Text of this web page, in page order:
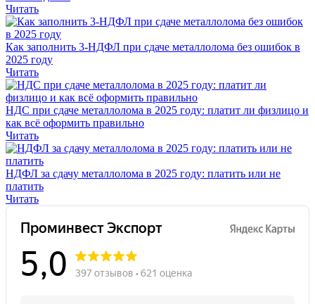
Читать
Как заполнить 3-НДФЛ при сдаче металлолома без ошибок в
2025 году
Читать
НДС при сдаче металлолома в 2025 году: платит ли физлицо и
как всё оформить правильно
Читать
НДФЛ за сдачу металлолома в 2025 году: платить или не
платить
Читать